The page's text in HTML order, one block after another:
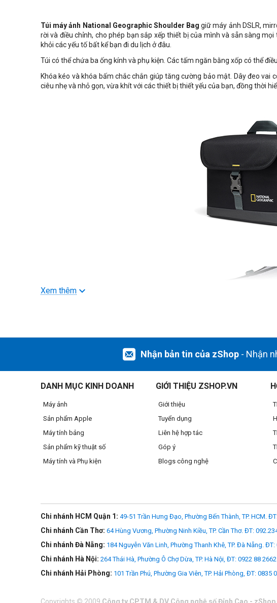
Túi máy ảnh National Geographic Shoulder Bag giữ máy ảnh DSLR,
rời và điều chỉnh, cho phép bạn sắp xếp thiết bị của mình và sẵn sàng
khỏi các yếu tố bất kể bạn đi du lịch ở đâu.
Túi có thể chứa ba ống kính và phụ kiện. Các tấm ngăn bằng xốp có thể
Khóa kéo và khóa bấm chắc chắn giúp tăng cường bảo mật. Dây đeo
ciêu nhẹ và nhỏ gọn, vừa khít với các thiết bị thiết yếu của bạn, đồng thời
>>> Xem thêm
Xem thêm
Nhận bản tin của zShop - Nhận
DANH MỤC KINH DOANH
Máy ảnh
Sản phẩm Apple
Máy tính bảng
Sản phẩm kỹ thuật số
Máy tính và Phụ kiện
GIỚI THIỆU ZSHOP.VN
Giới thiệu
Tuyển dụng
Liên hệ hợp tác
Góp ý
Blogs công nghệ
Chi nhánh HCM Quận 1: 49-51 Trần Hưng Đạo, Phường Bến Thành, TP. HCM.
Chi nhánh Cần Thơ: 64 Hùng Vương, Phường Ninh Kiều, TP. Cần Thơ. ĐT:
Chi nhánh Đà Nẵng: 184 Nguyễn Văn Linh, Phường Thanh Khê, TP. Đà Nẵng.
Chi nhánh Hà Nội: 264 Thái Hà, Phường Ô Chợ Dừa, TP. Hà Nội, ĐT: 0922 88
Chi nhánh Hải Phòng: 101 Trần Phú, Phường Gia Viên, TP. Hải Phòng, ĐT: 0835